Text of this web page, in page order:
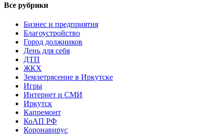
Все рубрики
Бизнес и предприятия
Благоустройство
Город должников
День для себя
ДТП
ЖКХ
Землетрясение в Иркутске
Игры
Интернет и СМИ
Иркутск
Капремонт
КоАП РФ
Коронавирус